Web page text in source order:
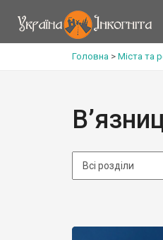
Головна > Міста та